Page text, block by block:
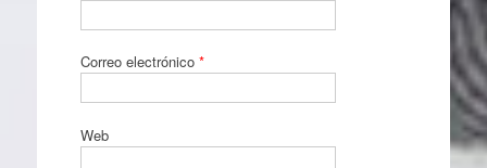
Correo electrónico *
Web